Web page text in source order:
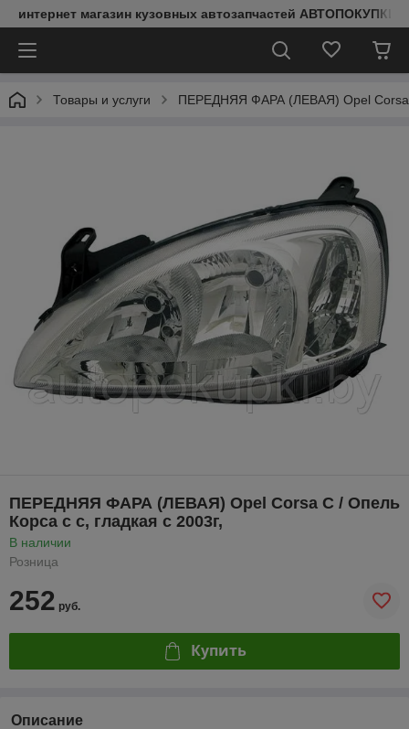
интернет магазин кузовных автозапчастей АВТОПОКУПКИ
Товары и услуги ПЕРЕДНЯЯ ФАРА (ЛЕВАЯ) Opel Corsa
ПЕРЕДНЯЯ ФАРА (ЛЕВАЯ) Opel Corsa C / Опель
Корса с с, гладкая с 2003г,
В наличии
Розница
252 руб.
Купить
Описание